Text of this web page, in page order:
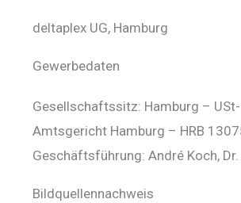
deltaplex UG, Hamburg
Gewerbedaten
Gesellschaftssitz: Hamburg –
Amtsgericht Hamburg – HRB
Geschäftsführung: André Koch,
Bildquellennachweis